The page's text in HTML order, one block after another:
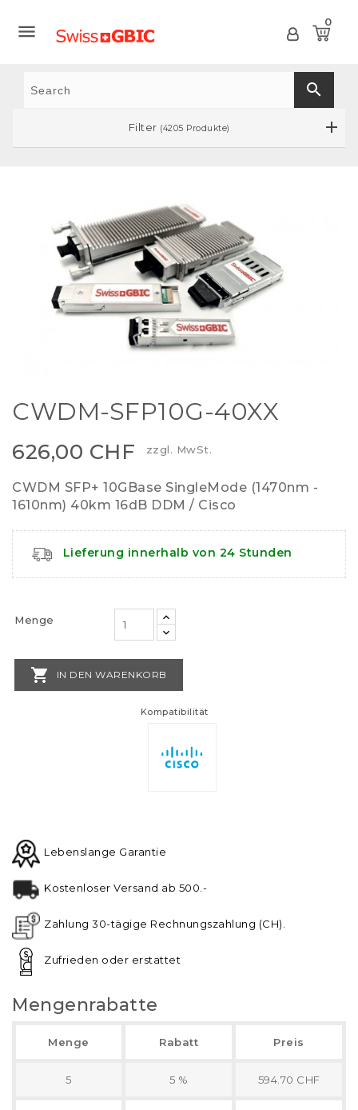
 0
search
Filter (4205 Produkte)
CWDM-SFP10G-40XX
626,00 CHF zzgl. MwSt.
CWDM SFP+ 10GBase SingleMode (1470nm -
1610nm) 40km 16dB DDM / Cisco
Lieferung innerhalb von 24 Stunden
Menge
 IN DEN WARENKORB
Kompatibilität
Lebenslange Garantie
Kostenloser Versand ab 500.-
Zahlung 30-tägige Rechnungszahlung (CH).
Zufrieden oder erstattet
Mengenrabatte
Menge Rabatt Preis
5 5 % 594.70 CHF